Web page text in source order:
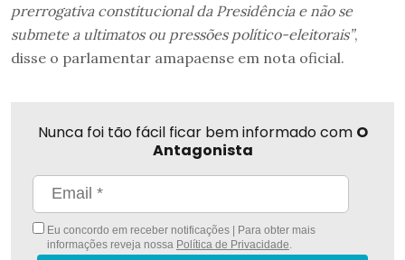
prerrogativa constitucional da Presidência e não se
submete a ultimatos ou pressões político-eleitorais”,
disse o parlamentar amapaense em nota oficial.
Nunca foi tão fácil ficar bem informado com O
Antagonista
Eu concordo em receber notificações | Para obter mais
informações reveja nossa Política de Privacidade